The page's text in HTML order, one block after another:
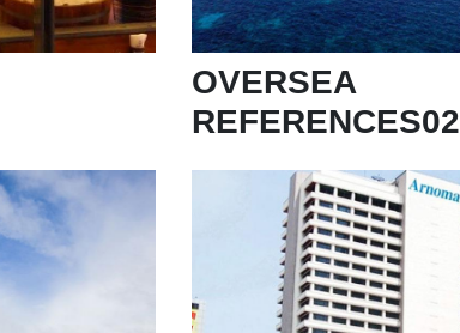
OVERSEA
REFERENCES02